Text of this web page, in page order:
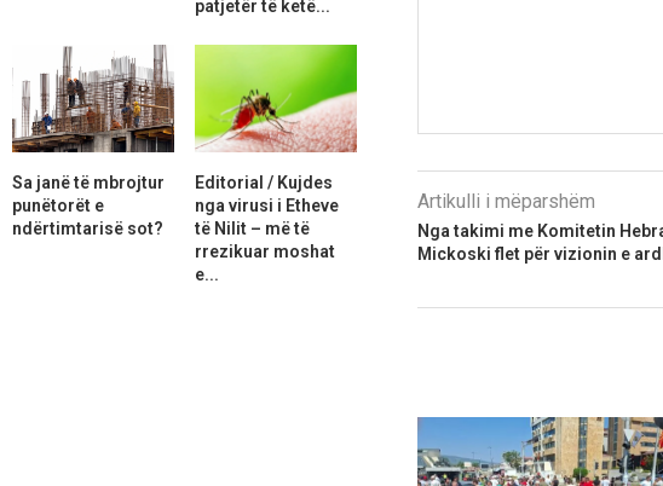
Artikulli i mëparshëm
Nga takimi me Komitetin
Mickoski flet për vizionin e
patjetër të ketë...
Sa janë të mbrojtur
punëtorët e
ndërtimtarisë sot?
Editorial / Kujdes
nga virusi i Etheve
të Nilit – më të
rrezikuar moshat
e...